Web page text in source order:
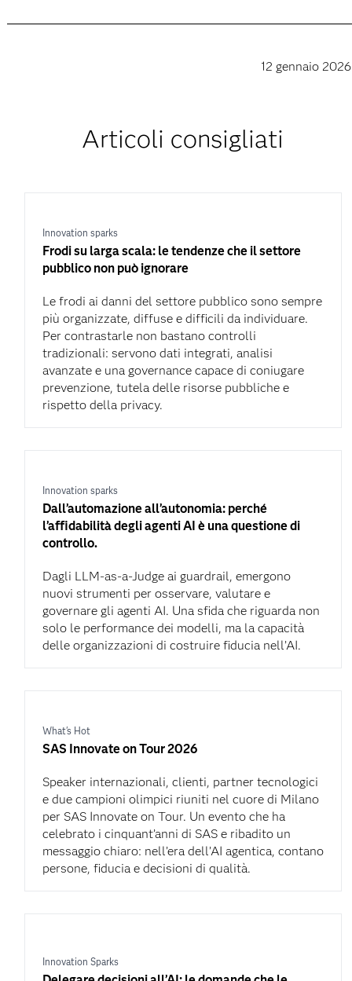
12 gennaio 2026
Articoli consigliati
Innovation sparks
Frodi su larga scala: le tendenze che il settore
pubblico non può ignorare
Le frodi ai danni del settore pubblico sono sempre
più organizzate, diffuse e difficili da individuare.
Per contrastarle non bastano controlli
tradizionali: servono dati integrati, analisi
avanzate e una governance capace di coniugare
prevenzione, tutela delle risorse pubbliche e
rispetto della privacy.
Innovation sparks
Dall’automazione all’autonomia: perché
l’affidabilità degli agenti AI è una questione di
controllo.
Dagli LLM-as-a-Judge ai guardrail, emergono
nuovi strumenti per osservare, valutare e
governare gli agenti AI. Una sfida che riguarda non
solo le performance dei modelli, ma la capacità
delle organizzazioni di costruire fiducia nell’AI.
What's Hot
SAS Innovate on Tour 2026
Speaker internazionali, clienti, partner tecnologici
e due campioni olimpici riuniti nel cuore di Milano
per SAS Innovate on Tour. Un evento che ha
celebrato i cinquant’anni di SAS e ribadito un
messaggio chiaro: nell’era dell’AI agentica, contano
persone, fiducia e decisioni di qualità.
Innovation Sparks